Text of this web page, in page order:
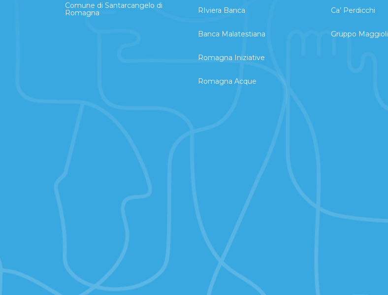
Comune di Santarcangelo di
Romagna
RIviera Banca
Banca Malatestiana
Romagna Iniziative
Romagna Acque
Ca’ Perdicchi
Gruppo Maggioli